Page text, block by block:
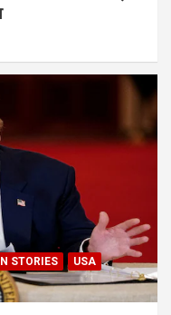
STORIES
USA